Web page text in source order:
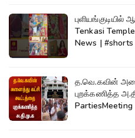
Tenkasi
News | #shorts
த.வெ.கவின்
புறக்கணித்த
PartiesMeeting